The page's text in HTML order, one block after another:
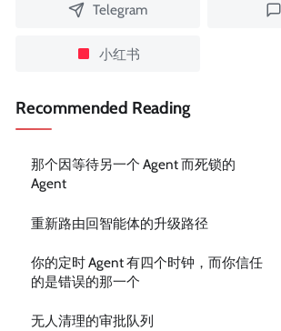
Telegram
小红书
Recommended Reading
那个因等待另一个 Agent 而死锁的
Agent
重新路由回智能体的升级路径
你的定时 Agent 有四个时钟，而你信任
的是错误的那一个
无人清理的审批队列